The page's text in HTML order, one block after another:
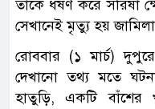
তাকে ধর্ষণ করে সরিষা
সেখানেই মৃত্যু হয়
রোববার (১ মার্চ)
দেখানো তথ্য মতে
হাতুড়ি, একটি বাঁশের